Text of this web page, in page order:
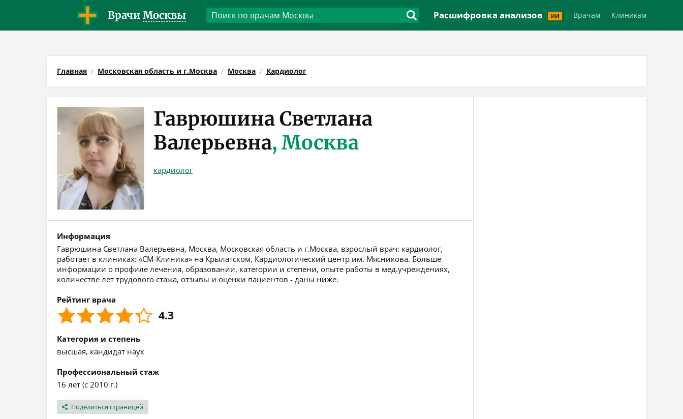
Врачи Москвы Расшифровка анализов ИИ Врачам Клиникам
Главная Московская область и г.Москва Москва Кардиолог
Гаврюшина Светлана
Валерьевна, Москва
кардиолог
Информация
Гаврюшина Светлана Валерьевна, Москва, Московская область и г.Москва, взрослый врач: кардиолог,
работает в клиниках: «СМ-Клиника» на Крылатском, Кардиологический центр им. Мясникова. Больше
информации о профиле лечения, образовании, категории и степени, опыте работы в мед.учреждениях,
количестве лет трудового стажа, отзывы и оценки пациентов - даны ниже.
Рейтинг врача
4.3
Категория и степень
высшая, кандидат наук
Профессиональный стаж
16 лет (с 2010 г.)
Поделиться страницей